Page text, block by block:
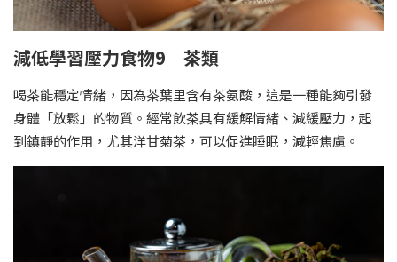
減低學習壓力食物9｜茶類
喝茶能穩定情緒，因為茶葉里含有茶氨酸，這是一種能夠引發
身體「放鬆」的物質。經常飲茶具有緩解情緒、減緩壓力，起
到鎮靜的作用，尤其洋甘菊茶，可以促進睡眠，減輕焦慮。